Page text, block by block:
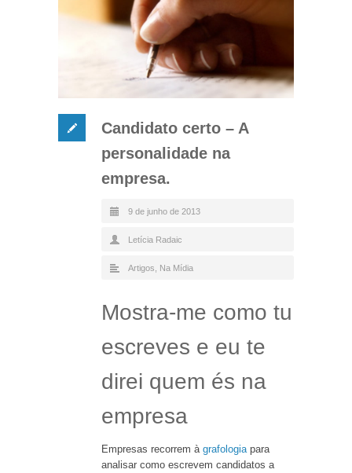
Candidato certo – A
personalidade na
empresa.
9 de junho de 2013
Letícia Radaic
Artigos Na Mídia
Mostra-me como tu
escreves e eu te
direi quem és na
empresa
Empresas recorrem à grafologia para
analisar como escrevem candidatos a